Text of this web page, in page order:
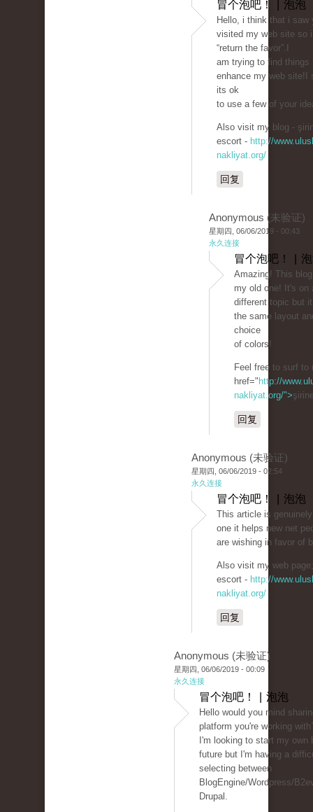
冒个泡吧！ | 泡泡
Hello, i think that i saw
visited my web site so
“return the favor”.I
am trying to find things
enhance my web site!I
its ok
to use a few of your
Also visit my blog -
escort - http://
nakliyat.org/
回复
Anonymous (未验证)
星期四, 06/06/2019 - 00:43
永久连接
冒个泡吧！ |
Amazing! This
my old one! It's on
different topic but
the same layout
choice
of colors!
Feel free to surf
href=" http://
nakliyat.org/">
回复
Anonymous (未验证)
星期四, 06/06/2019 - 02:54
永久连接
冒个泡吧！ | 泡泡
This article is
one it helps new net
are wishing in favor of
Also visit my web
escort - http://
nakliyat.org/
回复
Anonymous (未验证)
星期四, 06/06/2019 - 00:09
永久连接
冒个泡吧！ | 泡泡
Hello would you mind
platform you're working
I'm looking to start my own
future but I'm having a
selecting between
BlogEngine/Wordpress/
Drupal.